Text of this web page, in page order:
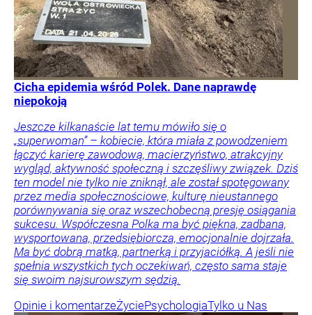
Cicha epidemia wśród Polek. Dane naprawdę
niepokoją
Jeszcze kilkanaście lat temu mówiło się o
„superwoman” – kobiecie, która miała z powodzeniem
łączyć karierę zawodową, macierzyństwo, atrakcyjny
wygląd, aktywność społeczną i szczęśliwy związek. Dziś
ten model nie tylko nie zniknął, ale został spotęgowany
przez media społecznościowe, kulturę nieustannego
porównywania się oraz wszechobecną presję osiągania
sukcesu. Współczesna Polka ma być piękna, zadbana,
wysportowana, przedsiębiorcza, emocjonalnie dojrzała.
Ma być dobrą matką, partnerką i przyjaciółką. A jeśli nie
spełnia wszystkich tych oczekiwań, często sama staje
się swoim najsurowszym sędzią.
Opinie i komentarzeŻyciePsychologiaTylko u Nas